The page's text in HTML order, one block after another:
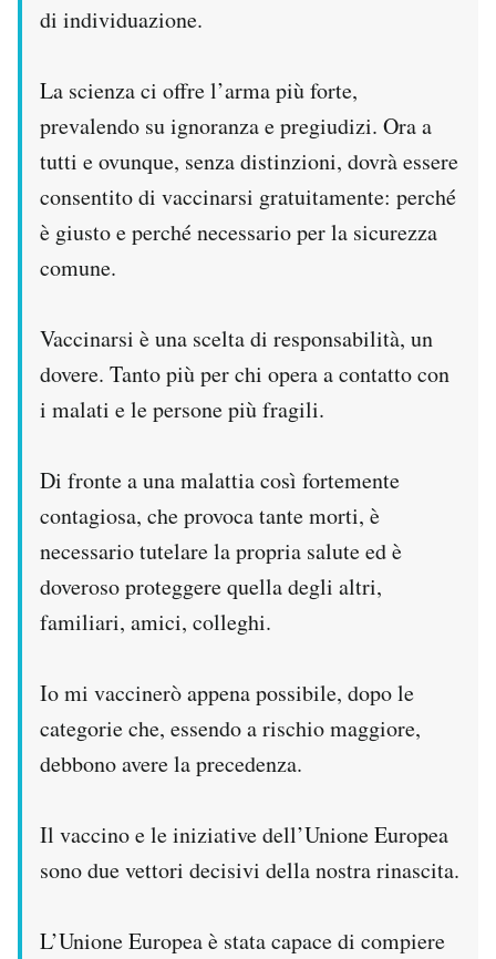
di individuazione.
La scienza ci offre l’arma più forte,
prevalendo su ignoranza e pregiudizi. Ora a
tutti e ovunque, senza distinzioni, dovrà essere
consentito di vaccinarsi gratuitamente: perché
è giusto e perché necessario per la sicurezza
comune.
Vaccinarsi è una scelta di responsabilità, un
dovere. Tanto più per chi opera a contatto con
i malati e le persone più fragili.
Di fronte a una malattia così fortemente
contagiosa, che provoca tante morti, è
necessario tutelare la propria salute ed è
doveroso proteggere quella degli altri,
familiari, amici, colleghi.
Io mi vaccinerò appena possibile, dopo le
categorie che, essendo a rischio maggiore,
debbono avere la precedenza.
Il vaccino e le iniziative dell’Unione Europea
sono due vettori decisivi della nostra rinascita.
L’Unione Europea è stata capace di compiere